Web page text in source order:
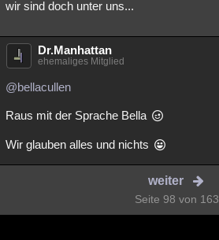
wir sind doch unter uns...
Dr.Manhattan
ehemaliges Mitglied
@bellacullen
Raus mit der Sprache Bella
Wir glauben alles und nichts
weiter
Seite 98 von 163